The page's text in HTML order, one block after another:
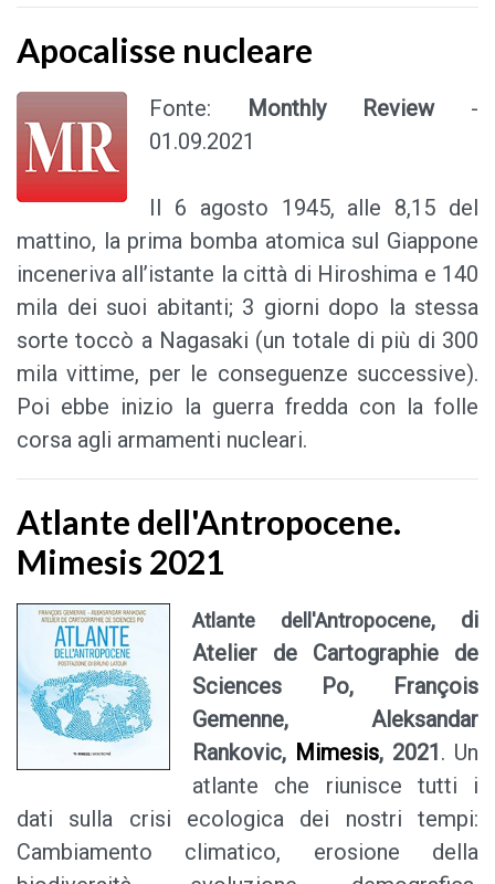
Apocalisse nucleare
Fonte: Monthly Review-
01.09.2021
Il 6 agosto 1945, alle 8,15 del
mattino, la prima bomba atomica sul Giappone
inceneriva all’istante la città di Hiroshima e 140
mila dei suoi abitanti; 3 giorni dopo la stessa
sorte toccò a Nagasaki (un totale di più di 300
mila vittime, per le conseguenze successive).
Poi ebbe inizio la guerra fredda con la folle
corsa agli armamenti nucleari.
Atlante dell'Antropocene.
Mimesis 2021
Atlante dell'Antropocene, di
Atelier de Cartographie de
Sciences Po, François
Gemenne, Aleksandar
Rankovic, Mimesis, 2021 . Un
atlante che riunisce tutti i
dati sulla crisi ecologica dei nostri tempi:
Cambiamento climatico, erosione della